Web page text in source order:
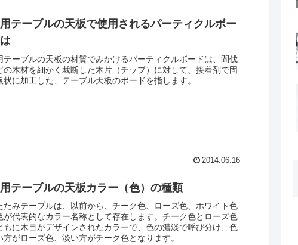
テーブルの天板で使用されるパーティクルボー
テーブルの天板の材質でみかけるパーティクルボードは、間伐
の木材を細かく裁断した木片（チップ）に対して、接着剤で固
状に加工した、テーブル天板のボードを指します。
2014.06.16
テーブルの天板カラー（色）の種類
たみテーブルは、以前から、チーク色、ローズ色、ホワイト色
が代表的なカラー名称として存在します。チーク色とローズ色
もに木目がデザインされたカラーで、色の濃淡で呼び分け、色
方がローズ色、淡い方がチーク色となります。